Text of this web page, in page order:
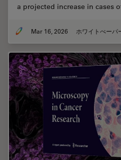
a projected increase in cases
Mar 16, 2026 ホワイトぺーパ